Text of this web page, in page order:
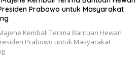
Prabowo untuk Masyarakat
Kembali Terima Bantuan Hewan
Prabowo untuk Masyarakat